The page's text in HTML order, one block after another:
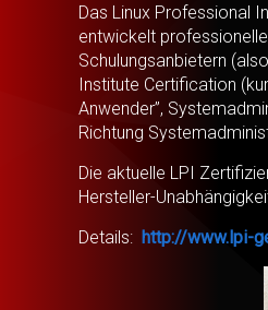
Das Linux Professional
entwickelt
Schulungsanbietern
Institute Certification
Anwender”,
Richtung
Die aktuelle LPI
Hersteller-
Details: http://www.lpi-